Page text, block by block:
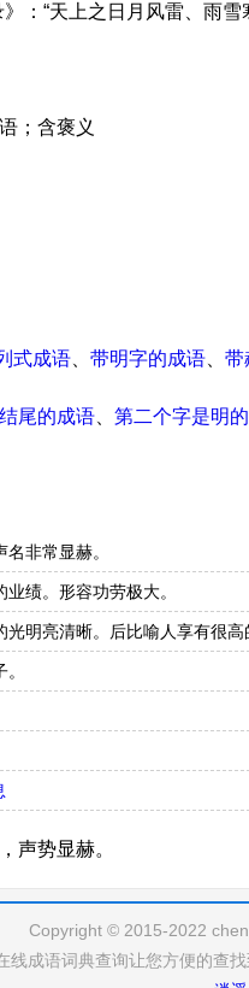
》：“天上之日月风雷、雨
；含褒义
式成语 带明字的成语 带
尾的成语
第二个字是明
非常显赫。
绩。形容功劳极大。
光明亮清晰。后比喻人享有很
声势显赫。
Copyright © 2015-2022
线成语词典查询让您方便的查